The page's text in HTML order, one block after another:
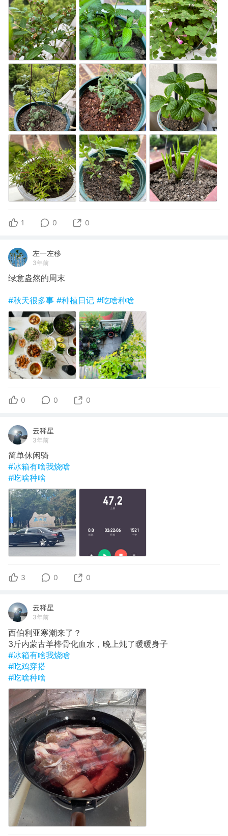
1 0 0
左一左移
3年前
绿意盎然的周末
#秋天很多事 #种植日记 #吃啥种啥
0 0 0
云稀星
3年前
简单休闲骑
#冰箱有啥我烧啥
#吃啥种啥
3 0 0
云稀星
3年前
西伯利亚寒潮来了？
3斤内蒙古羊棒骨化血水，晚上炖了暖暖身子
#冰箱有啥我烧啥
#吃鸡穿搭
#吃啥种啥